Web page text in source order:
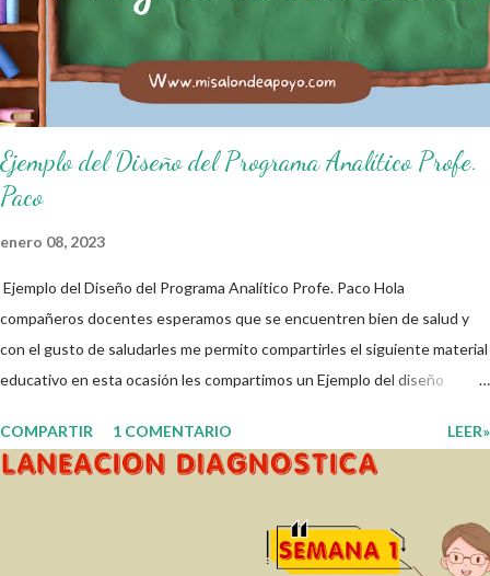
higiene personal. 3. Levanto la mano para hablar. 4. Pido permiso para
ir al baño 5. Deposito la basura en su lugar. 6. Cumplo con mis útiles
esc...
Ejemplo del Diseño del Programa Analítico Profe.
Paco
enero 08, 2023
Ejemplo del Diseño del Programa Analítico Profe. Paco Hola
compañeros docentes esperamos que se encuentren bien de salud y
con el gusto de saludarles me permito compartirles el siguiente material
educativo en esta ocasión les compartimos un Ejemplo del diseño
fortalecer los procesos de enseñanza y aprendizaje para que los
alumnos alcacen los niveles de logro educativo. Gracias por seguir a
diferentes materiales que hacen que todo esto sea posible,
recordándoles que nosotros solo los compartimos con fines educativos,
COMPARTIR 1 COMENTARIO LEER»